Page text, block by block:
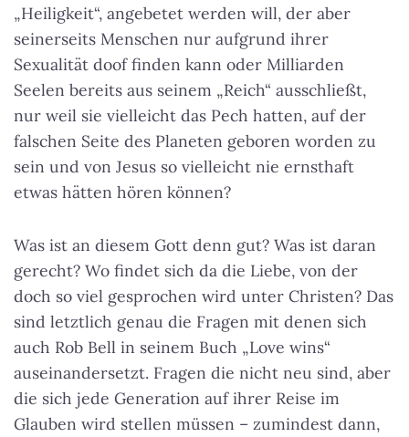
„Heiligkeit“, angebetet werden will, der aber
seinerseits Menschen nur aufgrund ihrer
Sexualität doof finden kann oder Milliarden
Seelen bereits aus seinem „Reich“ ausschließt,
nur weil sie vielleicht das Pech hatten, auf der
falschen Seite des Planeten geboren worden zu
sein und von Jesus so vielleicht nie ernsthaft
etwas hätten hören können?
Was ist an diesem Gott denn gut? Was ist daran
gerecht? Wo findet sich da die Liebe, von der
doch so viel gesprochen wird unter Christen? Das
sind letztlich genau die Fragen mit denen sich
auch Rob Bell in seinem Buch „Love wins“
auseinandersetzt. Fragen die nicht neu sind, aber
die sich jede Generation auf ihrer Reise im
Glauben wird stellen müssen – zumindest dann,